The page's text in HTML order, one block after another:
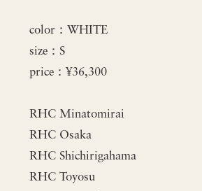
color：WHITE
size：S
price：¥36,300
RHC Minatomirai
RHC Osaka
RHC Shichirigahama
RHC Toyosu